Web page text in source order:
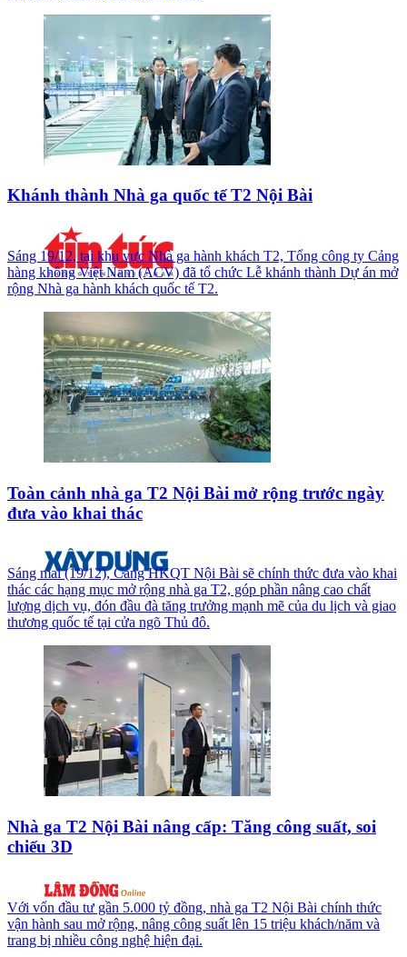
Khánh thành Nhà ga quốc tế T2 Nội Bài
Sáng 19/12, tại khu vực Nhà ga hành khách T2, Tổng công ty Cảng
hàng không Việt Nam (ACV) đã tổ chức Lễ khánh thành Dự án mở
rộng Nhà ga hành khách quốc tế T2.
Toàn cảnh nhà ga T2 Nội Bài mở rộng trước ngày
đưa vào khai thác
Sáng mai (19/12), Cảng HKQT Nội Bài sẽ chính thức đưa vào khai
thác các hạng mục mở rộng nhà ga T2, góp phần nâng cao chất
lượng dịch vụ, đón đầu đà tăng trưởng mạnh mẽ của du lịch và giao
thương quốc tế tại cửa ngõ Thủ đô.
Nhà ga T2 Nội Bài nâng cấp: Tăng công suất, soi
chiếu 3D
Với vốn đầu tư gần 5.000 tỷ đồng, nhà ga T2 Nội Bài chính thức
vận hành sau mở rộng, nâng công suất lên 15 triệu khách/năm và
trang bị nhiều công nghệ hiện đại.